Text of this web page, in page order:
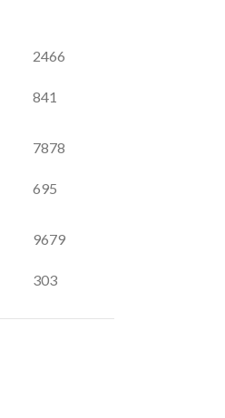
2466
841
7878
695
9679
303